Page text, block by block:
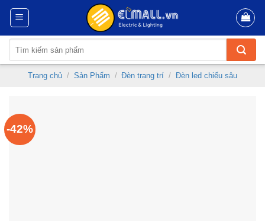
Skip
content
kiếm:
Trang chủ / Sản Phẩm / Đèn trang trí / Đèn led chiếu sâu
-42%